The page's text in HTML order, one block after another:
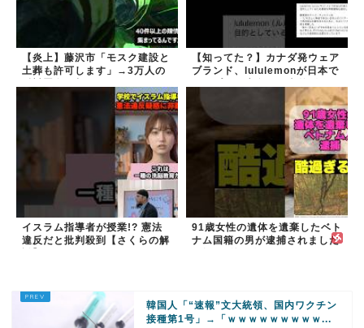
【炎上】藤沢市「モスク建設と
土葬も許可します」→3万人の
【知ってた？】カナダ発ウェア
ブランド、lululemonが日本で
イスラム指導者が授業!? 憲法
違反だと批判殺到【さくらの解
91歳女性の遺体を遺棄したベト
ナム国籍の男が逮捕されました
韓国人「“速報”文大統領、国内ワクチン
接種第1号」→「ｗｗｗｗｗｗｗｗｗ...